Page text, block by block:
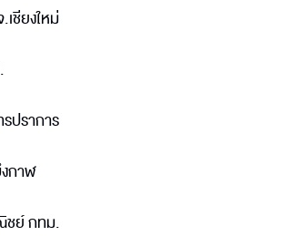
ชียงใหม่
ปราการ
กาฬ
ย์ กทม.